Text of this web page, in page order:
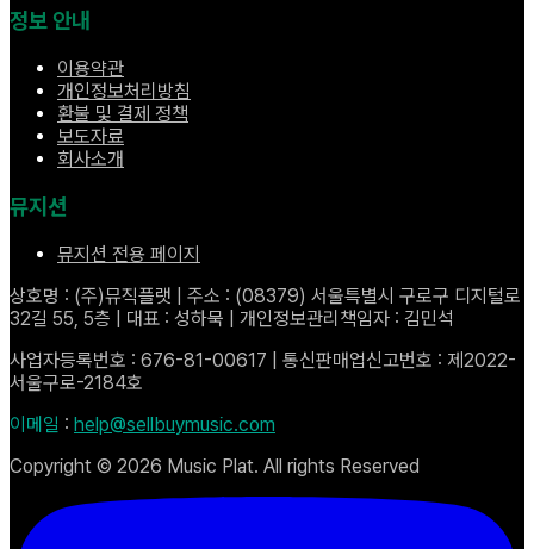
정보 안내
이용약관
개인정보처리방침
환불 및 결제 정책
보도자료
회사소개
뮤지션
뮤지션 전용 페이지
상호명 : (주)뮤직플랫 | 주소 : (08379) 서울특별시 구로구 디지털로
32길 55, 5층 | 대표 : 성하묵 | 개인정보관리책임자 : 김민석
사업자등록번호 : 676-81-00617 | 통신판매업신고번호 : 제2022-
서울구로-2184호
이메일 : help@sellbuymusic.com
Copyright © 2026 Music Plat. All rights Reserved